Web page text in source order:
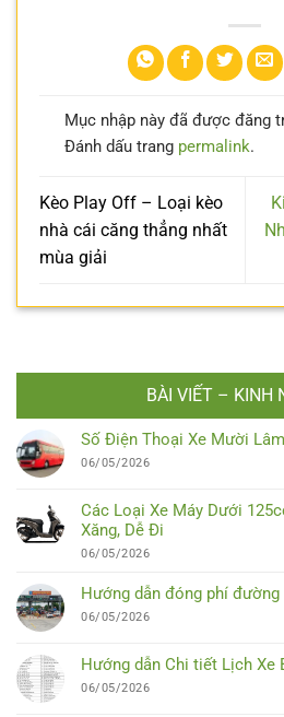
Mục nhập này đã được đăng
Đánh dấu trang permalink.
Kèo Play Off – Loại kèo
nhà cái căng thẳng nhất
mùa giải
BÀI VIẾT – KINH
Số Điện Thoại Xe Mười
06/05/2026
Các Loại Xe Máy Dưới
Xăng, Dễ Đi
06/05/2026
Hướng dẫn đóng phí
06/05/2026
Hướng dẫn Chi tiết Lịch Xe
06/05/2026